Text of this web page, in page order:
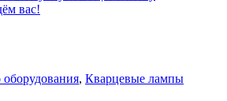
вас!
, Кварцевые лампы